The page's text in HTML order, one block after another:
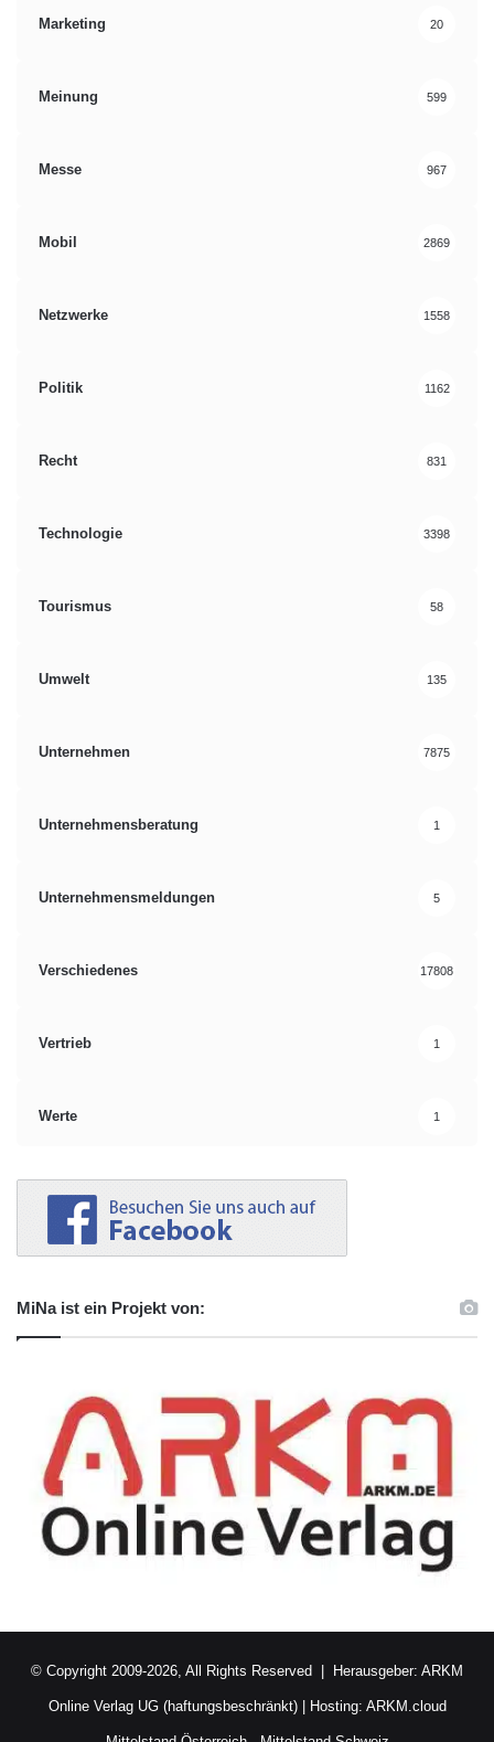
Marketing 20
Meinung 599
Messe 967
Mobil 2869
Netzwerke 1558
Politik 1162
Recht 831
Technologie 3398
Tourismus 58
Umwelt 135
Unternehmen 7875
Unternehmensberatung 1
Unternehmensmeldungen 5
Verschiedenes 17808
Vertrieb 1
Werte 1
MiNa ist ein Projekt von:
© Copyright 2009-2026, All Rights Reserved | Herausgeber: ARKM
Online Verlag UG (haftungsbeschränkt)| Hosting: ARKM.cloud